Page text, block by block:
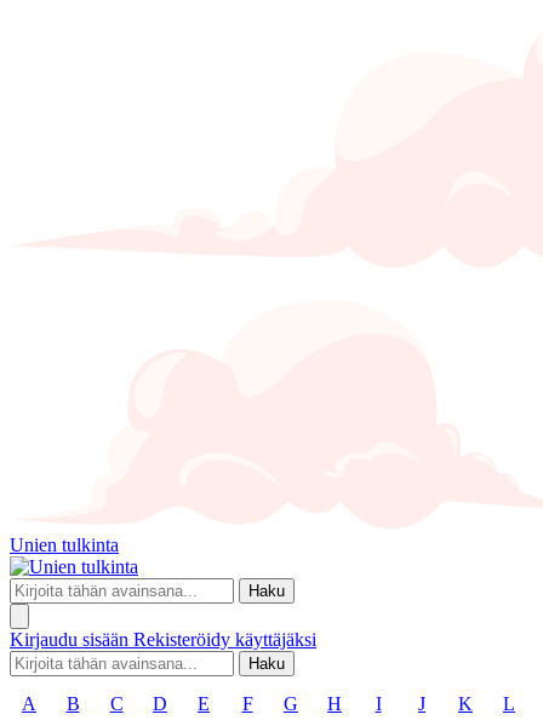
Unien tulkinta
Haku
Kirjaudu sisään Rekisteröidy käyttäjäksi
Haku
A B C D E F G H I J K L